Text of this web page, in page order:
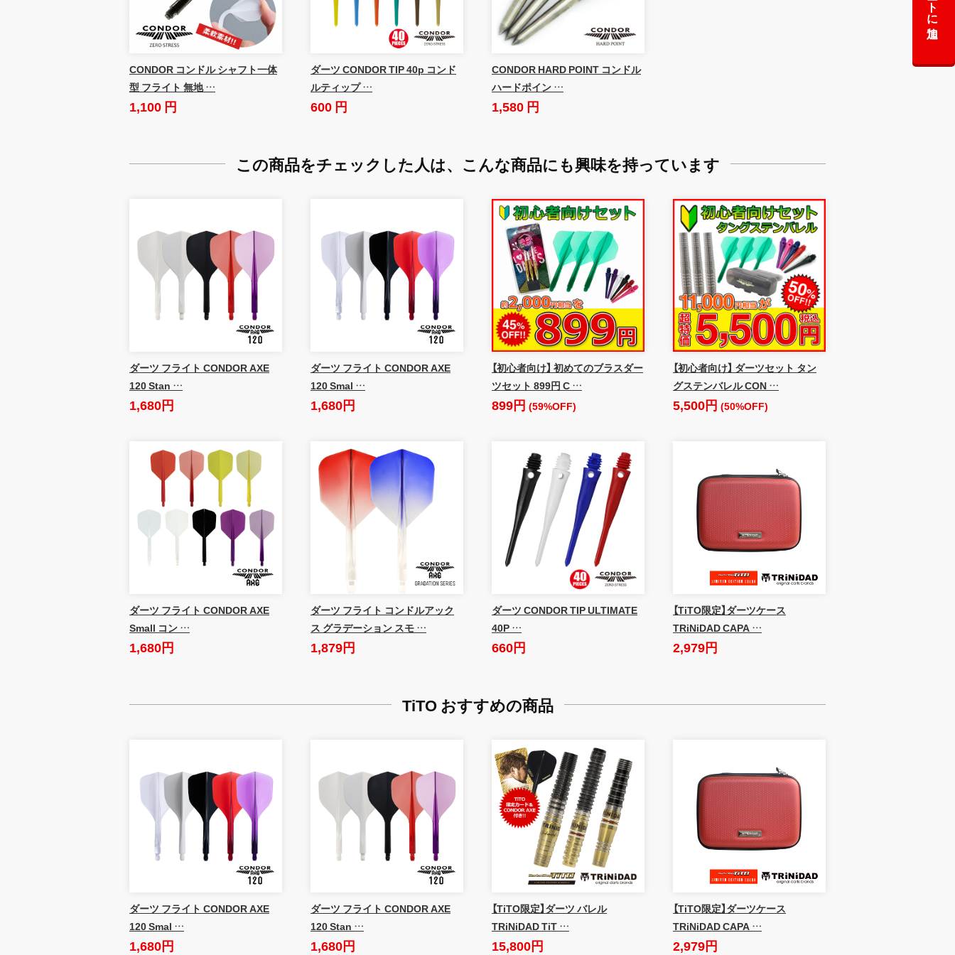
CONDOR コンドル シャフト一体
型 フライト 無地 …
1,100 円
ダーツ CONDOR TIP 40p コンド
ルティップ …
600 円
CONDOR HARD POINT コンドル
ハードポイン …
1,580 円
この商品をチェックした人は、 こんな商品にも興味を持っています
ダーツ フライト CONDOR AXE
120 Stan …
1,680円
ダーツ フライト CONDOR AXE
120 Smal …
1,680円
【初心者向け】 初めてのブラスダー
ツセット 899円 C …
899円 (59%OFF)
【初心者向け】 ダーツセット タン
グステンバレル CON …
5,500円 (50%OFF)
ダーツ フライト CONDOR AXE
Small コン …
1,680円
ダーツ フライト コンドルアック
ス グラデーション スモ …
1,879円
ダーツ CONDOR TIP ULTIMATE
40P …
660円
【TiTO限定】ダーツケース
TRiNiDAD CAPA …
2,979円
TiTO おすすめの商品
ダーツ フライト CONDOR AXE
120 Smal …
1,680円
ダーツ フライト CONDOR AXE
120 Stan …
1,680円
【TiTO限定】ダーツ バレル
TRiNiDAD TiT …
15,800円
【TiTO限定】ダーツケース
TRiNiDAD CAPA …
2,979円